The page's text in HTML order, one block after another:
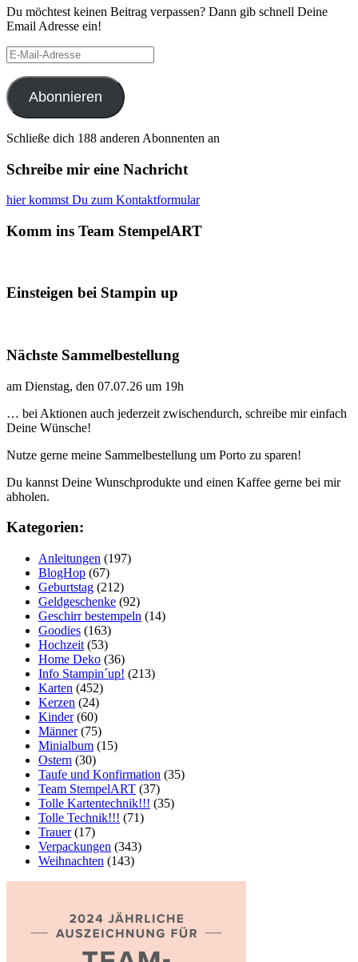
Du möchtest keinen Beitrag verpassen? Dann gib schnell Deine
Email Adresse ein!
E-
Mail-
Adresse
Abonnieren
Schließe dich 188 anderen Abonnenten an
Schreibe mir eine Nachricht
hier kommst Du zum Kontaktformular
Komm ins Team StempelART
Einsteigen bei Stampin up
Nächste Sammelbestellung
am Dienstag, den 07.07.26 um 19h
… bei Aktionen auch jederzeit zwischendurch, schreibe mir einfach
Deine Wünsche!
Nutze gerne meine Sammelbestellung um Porto zu sparen!
Du kannst Deine Wunschprodukte und einen Kaffee gerne bei mir
abholen.
Kategorien:
Anleitungen (197)
BlogHop (67)
Geburtstag (212)
Geldgeschenke (92)
Geschirr bestempeln (14)
Goodies (163)
Hochzeit (53)
Home Deko (36)
Info Stampin´up! (213)
Karten (452)
Kerzen (24)
Kinder(60)
Männer(75)
Minialbum (15)
Ostern (30)
Taufe und Konfirmation (35)
Team StempelART (37)
Tolle Kartentechnik!!! (35)
Tolle Technik!!! (71)
Trauer(17)
Verpackungen (343)
Weihnachten (143)